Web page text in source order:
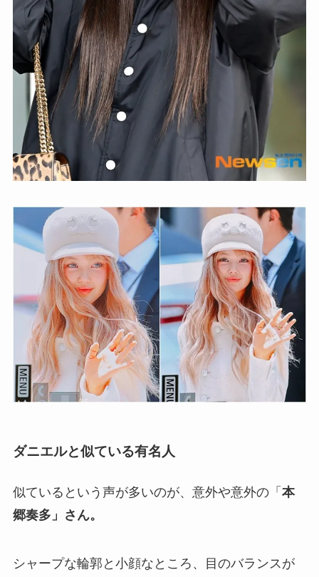
ダニエルと似ている有名人
似ているという声が多いのが、意外や意外の「 本
郷奏多」さん。
シャープな輪郭と小顔なところ、目のバランスが